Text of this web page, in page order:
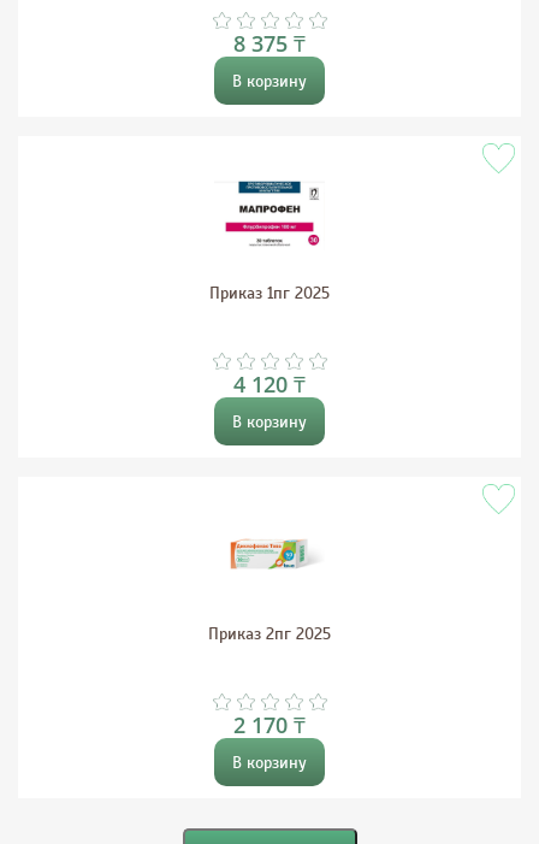
8 375 ₸
В корзину
Приказ 1пг 2025
4 120 ₸
В корзину
Приказ 2пг 2025
2 170 ₸
В корзину